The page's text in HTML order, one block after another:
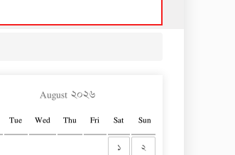
August ২০২৬
Tue Wed Thu Fri Sat Sun
১
২